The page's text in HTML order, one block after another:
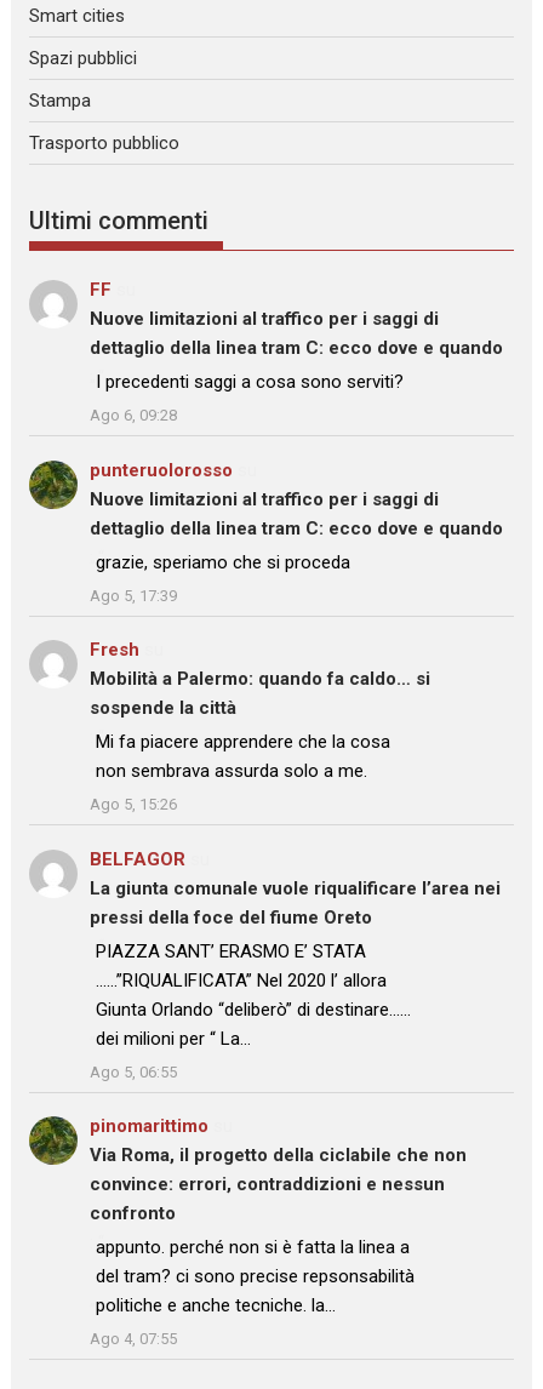
Smart cities
Spazi pubblici
Stampa
Trasporto pubblico
Ultimi commenti
FF
Nuove limitazioni al traffico per i saggi di
dettaglio della linea tram C: ecco dove e quando
: “ I precedenti saggi a cosa sono serviti?
Ago 6, 09:28
punteruolorosso
Nuove limitazioni al traffico per i saggi di
dettaglio della linea tram C: ecco dove e quando
: “
grazie, speriamo che si proceda
”
Ago 5, 17:39
Fresh
Mobilità a Palermo: quando fa caldo… si
sospende la città
: “Mi fa piacere apprendere che la cosa
non sembrava assurda solo a me.
”
Ago 5, 15:26
BELFAGOR
La giunta comunale vuole riqualificare l’area nei
pressi della foce del fiume Oreto
: “
PIAZZA SANT’ ERASMO E’ STATA
……”RIQUALIFICATA” Nel 2020 l’ allora
Giunta Orlando “deliberò” di destinare……
dei milioni per “ La…
”
Ago 5, 06:55
pinomarittimo
Via Roma, il progetto della ciclabile che non
convince: errori, contraddizioni e nessun
confronto
: “
appunto. perché non si è fatta la linea a
del tram? ci sono precise repsonsabilità
politiche e anche tecniche. la…
”
Ago 4, 07:55